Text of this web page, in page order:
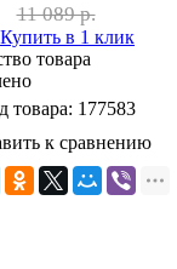
11 089 р.
Купить в 1 клик
товара
товара: 177583
к сравнению